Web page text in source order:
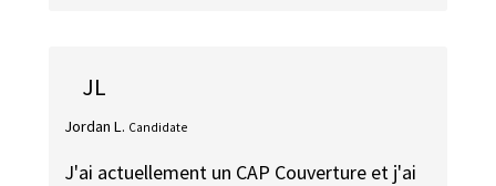
JL
Jordan L. Candidate
J'ai actuellement un CAP Couverture et j'ai